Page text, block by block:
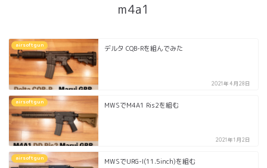
m4a1
airsoftgun デルタ CQB-Rを組んでみた
2021年4月28日
airsoftgun MWSでM4A1 Ris2を組む
2021年1月2日
airsoftgun MWSでURG-I(11.5inch)を組む